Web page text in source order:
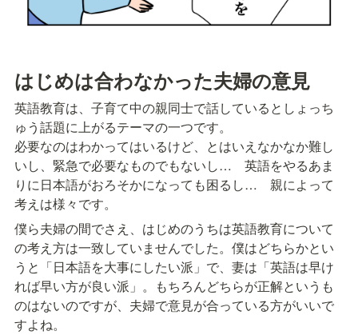
はじめは合わなかった夫婦の意見
英語教育は、子育て中の親同士で話しているとしょっち
ゅう話題に上がるテーマの一つです。
必要なのはわかってはいるけど、とはいえなかなか難し
いし、緊急で必要なものでもないし…　英語をやるあま
りに日本語がおろそかになっても困るし…　親によって
考えは様々です。
僕ら夫婦の間でさえ、はじめのうちは英語教育について
の考え方は一致していませんでした。僕はどちらかとい
うと「日本語を大事にしたい派」で、妻は「英語は早け
れば早い方が良い派」。もちろんどちらが正解というも
のはないのですが、夫婦で意見が合っている方がいいで
すよね。